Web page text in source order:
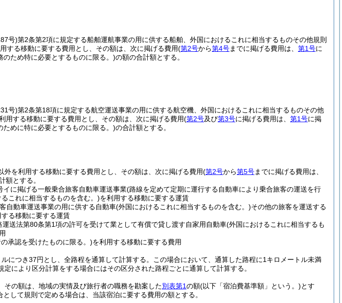
号)第2条第2項に規定する船舶運航事業の用に供する船舶、外国におけるこれに相当するものその他規則
する移動に要する費用とし、その額は、次に掲げる費用(第2号から第4号までに掲げる費用は、 第1号に
ため特に必要とするものに限る。)の額の合計額とする。
号)第2条第18項に規定する航空運送事業の用に供する航空機、外国におけるこれに相当するものその他
用する移動に要する費用とし、その額は、次に掲げる費用(第2号及び第3号に掲げる費用は、 第1号に掲
めに特に必要とするものに限る。)の合計額とする。
を利用する移動に要する費用とし、その額は、次に掲げる費用(第2号から第5号までに掲げる費用は、
額とする。
イに掲げる一般乗合旅客自動車運送事業(路線を定めて定期に運行する自動車により乗合旅客の運送を行
これに相当するものを含む。)を利用する移動に要する運賃
自動車運送事業の用に供する自動車(外国におけるこれに相当するものを含む。)その他の旅客を運送する
する移動に要する運賃
送法第80条第1項の許可を受けて業として有償で貸し渡す自家用自動車(外国におけるこれに相当するも
承認を受けたものに限る。)を利用する移動に要する費用
につき37円とし、全路程を通算して計算する。
この場合において、通算した路程に1キロメートル未満
定により区分計算をする場合にはその区分された路程ごとに通算して計算する。
の額は、地域の実情及び旅行者の職務を勘案した別表第1の額(以下「宿泊費基準額」という。)とす
して規則で定める場合は、当該宿泊に要する費用の額とする。